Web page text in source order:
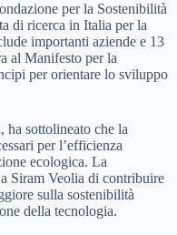
per la Sostenibilità
di ricerca in Italia per la
importanti aziende e 13
al Manifesto per la
per orientare lo sviluppo
sottolineato che la
per l’efficienza
ecologica. La
Siram Veolia di contribuire
sulla sostenibilità
della tecnologia.